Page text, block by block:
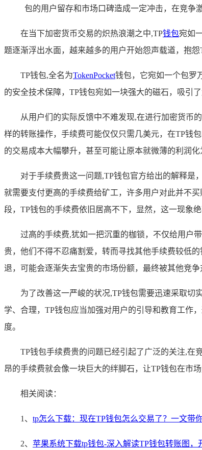
包的用户留存和市场口碑造成一定冲击，在竞争
在当下加密货币交易的炽热浪潮之中,TP钱包宛如
题逐渐浮出水面，越来越多的用户开始怨声载道，抱
TP钱包,全名为TokenPocket钱包，它宛如一个包罗
的安全技术保障，TP钱包宛如一块强大的磁石，吸引
从用户们的实际反馈中不难发现,在进行加密货币
样的转账操作，手续费可能仅仅只需几美元，在TP钱
的交易成本大幅攀升，甚至可能让原本就微薄的利润
对于手续费贵这一问题,TP钱包官方给出的解释是
就需要支付更高的手续费给矿工，许多用户对此并不
段，TP钱包的手续费依旧居高不下，显然，这一现象
过高的手续费,犹如一把沉重的枷锁，不仅给用户
贵，他们不得不忍痛割爱，转而寻找其他手续费较低
退，可能会逐渐失去宝贵的市场份额，最终被其他竞争
为了改善这一严峻的状况,TP钱包需要迅速采取
学、合理，TP钱包应当加强对用户的引导和教育工作
度。
TP钱包手续费贵的问题已经引起了广泛的关注,在
昂的手续费就会像一块巨大的绊脚石，让TP钱包在市
相关阅读：
1、 tp怎么下载：现在TP钱包怎么交易了？一文带
2、 苹果系统下载tp钱包-深入解读TP钱包转账图，